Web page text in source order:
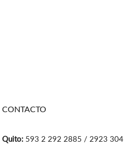
CONTACTO
Quito: 593 2 292 2885 / 2923 304